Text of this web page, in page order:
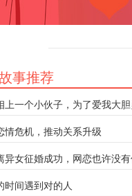
事推荐
上一个小伙子，为了爱我大胆
情危机，推动关系升级
异女征婚成功，网恋也许没
时间遇到对的人